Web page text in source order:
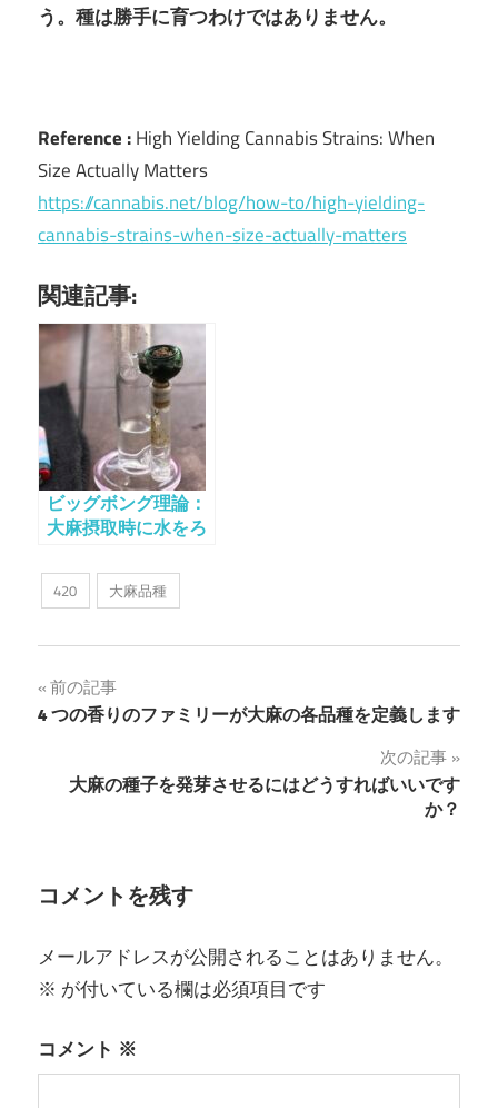
う。種は勝手に育つわけではありません。
Reference :High Yielding Cannabis Strains: When
Size Actually Matters
https://cannabis.net/blog/how-to/high-yielding-
cannabis-strains-when-size-actually-matters
関連記事:
ビッグボング理論：
大麻摂取時に水をろ
安全になるという神
話を打ち破る
420 大麻品種
投
稿
ー
シ
ョ
ン
前の記事
4 つの香りのファミリーが大麻の各品種を定義します
次の記事
大麻の種子を発芽させるにはどうすればいいです
か？
コメントを残す
メールアドレスが公開されることはありません。
※ が付いている欄は必須項目です
コメント ※